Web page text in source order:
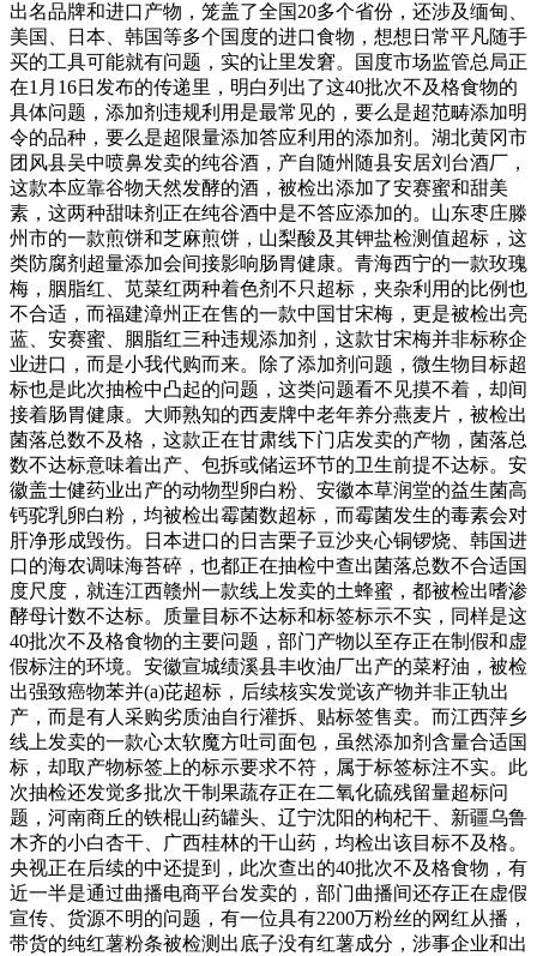
出名品牌和进口产物，笼盖了全国20多个省份，还涉及缅甸、
美国、日本、韩国等多个国度的进口食物，想想日常平凡随手
买的工具可能就有问题，实的让里发窘。国度市场监管总局正
在1月16日发布的传递里，明白列出了这40批次不及格食物的
具体问题，添加剂违规利用是最常见的，要么是超范畴添加明
令的品种，要么是超限量添加答应利用的添加剂。湖北黄冈市
团风县吴中喷鼻发卖的纯谷酒，产自随州随县安居刘台酒厂，
这款本应靠谷物天然发酵的酒，被检出添加了安赛蜜和甜美
素，这两种甜味剂正在纯谷酒中是不答应添加的。山东枣庄滕
州市的一款煎饼和芝麻煎饼，山梨酸及其钾盐检测值超标，这
类防腐剂超量添加会间接影响肠胃健康。青海西宁的一款玫瑰
梅，胭脂红、苋菜红两种着色剂不只超标，夹杂利用的比例也
不合适，而福建漳州正在售的一款中国甘宋梅，更是被检出亮
蓝、安赛蜜、胭脂红三种违规添加剂，这款甘宋梅并非标称企
业进口，而是小我代购而来。除了添加剂问题，微生物目标超
标也是此次抽检中凸起的问题，这类问题看不见摸不着，却间
接着肠胃健康。大师熟知的西麦牌中老年养分燕麦片，被检出
菌落总数不及格，这款正在甘肃线下门店发卖的产物，菌落总
数不达标意味着出产、包拆或储运环节的卫生前提不达标。安
徽盖士健药业出产的动物型卵白粉、安徽本草润堂的益生菌高
钙驼乳卵白粉，均被检出霉菌数超标，而霉菌发生的毒素会对
肝净形成毁伤。日本进口的日吉栗子豆沙夹心铜锣烧、韩国进
口的海农调味海苔碎，也都正在抽检中查出菌落总数不合适国
度尺度，就连江西赣州一款线上发卖的土蜂蜜，都被检出嗜渗
酵母计数不达标。质量目标不达标和标签标示不实，同样是这
40批次不及格食物的主要问题，部门产物以至存正在制假和虚
假标注的环境。安徽宣城绩溪县丰收油厂出产的菜籽油，被检
出强致癌物苯并(a)芘超标，后续核实发觉该产物并非正轨出
产，而是有人采购劣质油自行灌拆、贴标签售卖。而江西萍乡
线上发卖的一款心太软魔方吐司面包，虽然添加剂含量合适国
标，却取产物标签上的标示要求不符，属于标签标注不实。此
次抽检还发觉多批次干制果蔬存正在二氧化硫残留量超标问
题，河南商丘的铁棍山药罐头、辽宁沈阳的枸杞干、新疆乌鲁
木齐的小白杏干、广西桂林的干山药，均检出该目标不及格。
央视正在后续的中还提到，此次查出的40批次不及格食物，有
近一半是通过曲播电商平台发卖的，部门曲播间还存正在虚假
宣传、货源不明的问题，有一位具有2200万粉丝的网红从播，
带货的纯红薯粉条被检测出底子没有红薯成分，涉事企业和出